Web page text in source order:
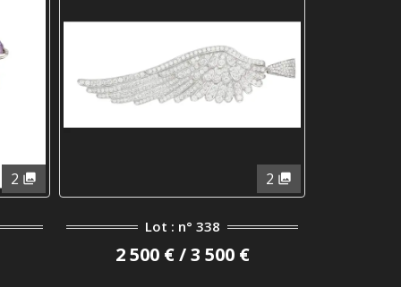
2 2
Lot : n° 338
2 500 € / 3 500 €